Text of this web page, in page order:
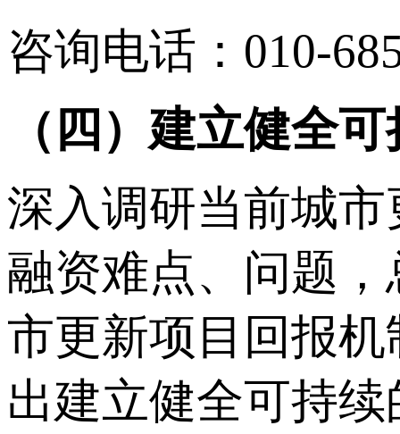
咨询电话：010-
（四）建立健全
深入调研当前城
融资难点、问题
市更新项目回报
出建立健全可持